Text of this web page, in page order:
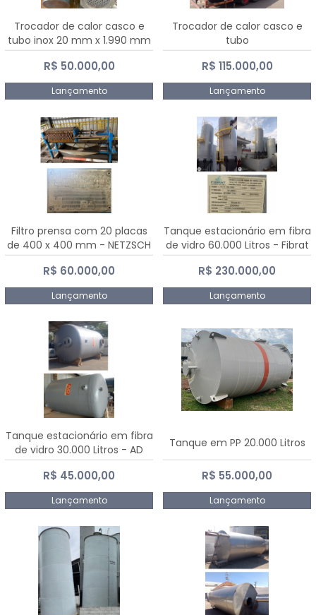
Trocador de calor casco e
tubo inox 20 mm x 1.990 mm
R$ 50.000,00
Lançamento
Trocador de calor casco e
tubo
R$ 115.000,00
Lançamento
Filtro prensa com 20 placas
de 400 x 400 mm - NETZSCH
R$ 60.000,00
Lançamento
Tanque estacionário em fibra
de vidro 60.000 Litros - Fibrat
R$ 230.000,00
Lançamento
Tanque estacionário em fibra
de vidro 30.000 Litros - AD
Fibras
R$ 45.000,00
Lançamento
Tanque em PP 20.000 Litros
R$ 55.000,00
Lançamento